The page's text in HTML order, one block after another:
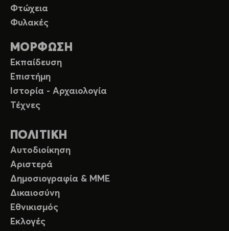
Φτώχεια
Φυλακές
ΜΟΡΦΩΣΗ
Εκπαίδευση
Επιστήμη
Ιστορία - Αρχαιολογία
Τέχνες
ΠΟΛΙΤΙΚΗ
Αυτοδιοίκηση
Αριστερά
Δημοσιογραφία & ΜΜΕ
Δικαιοσύνη
Εθνικισμός
Εκλογές